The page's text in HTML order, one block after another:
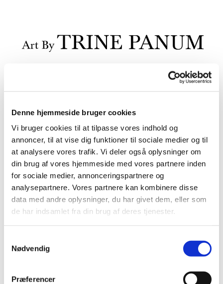
Denne hjemmeside bruger cookies
Vi bruger cookies til at tilpasse vores indhold og
annoncer, til at vise dig funktioner til sociale medier og til
at analysere vores trafik. Vi deler også oplysninger om
din brug af vores hjemmeside med vores partnere inden
for sociale medier, annonceringspartnere og
analysepartnere. Vores partnere kan kombinere disse
data med andre oplysninger, du har givet dem, eller som
de har indsamlet fra din brug af deres tjenester.
Nødvendig
Præferencer